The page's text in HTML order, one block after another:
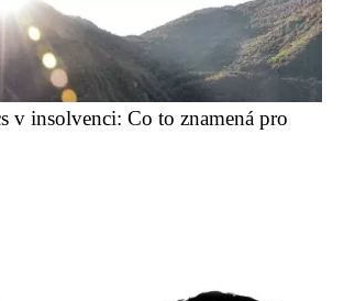
v insolvenci: Co to znamená pro